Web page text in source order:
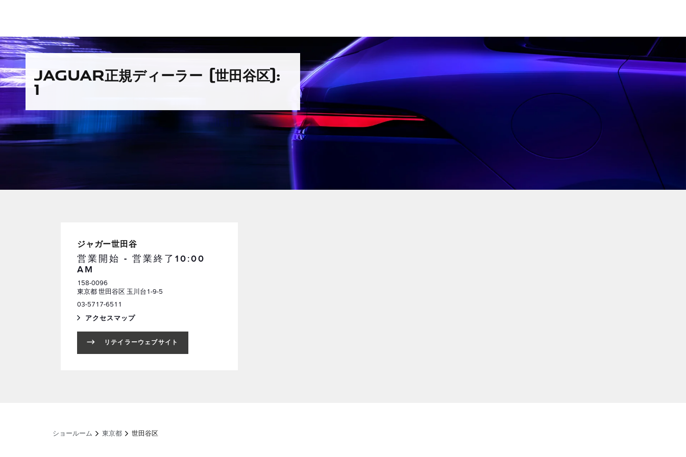
Return to Nav
JAGUAR正規ディーラー (世田谷区):
1
ジャガー世田谷
営業開始 - 営業終了 10:00
AM
158-0096
東京都世田谷区 玉川台1-9-5
電話
03-5717-6511
アクセスマップ
LINK OPENS IN NEW TAB
リテイラーウェブサイト
ショールーム 東京都 世田谷区